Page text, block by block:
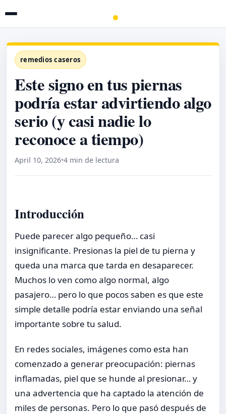
remedios caseros
Este signo en tus piernas
podría estar advirtiendo algo
serio (y casi nadie lo
reconoce a tiempo)
April 10, 2026•4 min de lectura
Introducción
Puede parecer algo pequeño… casi
insignificante. Presionas la piel de tu pierna y
queda una marca que tarda en desaparecer.
Muchos lo ven como algo normal, algo
pasajero… pero lo que pocos saben es que este
simple detalle podría estar enviando una señal
importante sobre tu salud.
En redes sociales, imágenes como esta han
comenzado a generar preocupación: piernas
inflamadas, piel que se hunde al presionar… y
una advertencia que ha captado la atención de
miles de personas. Pero lo que pasó después de